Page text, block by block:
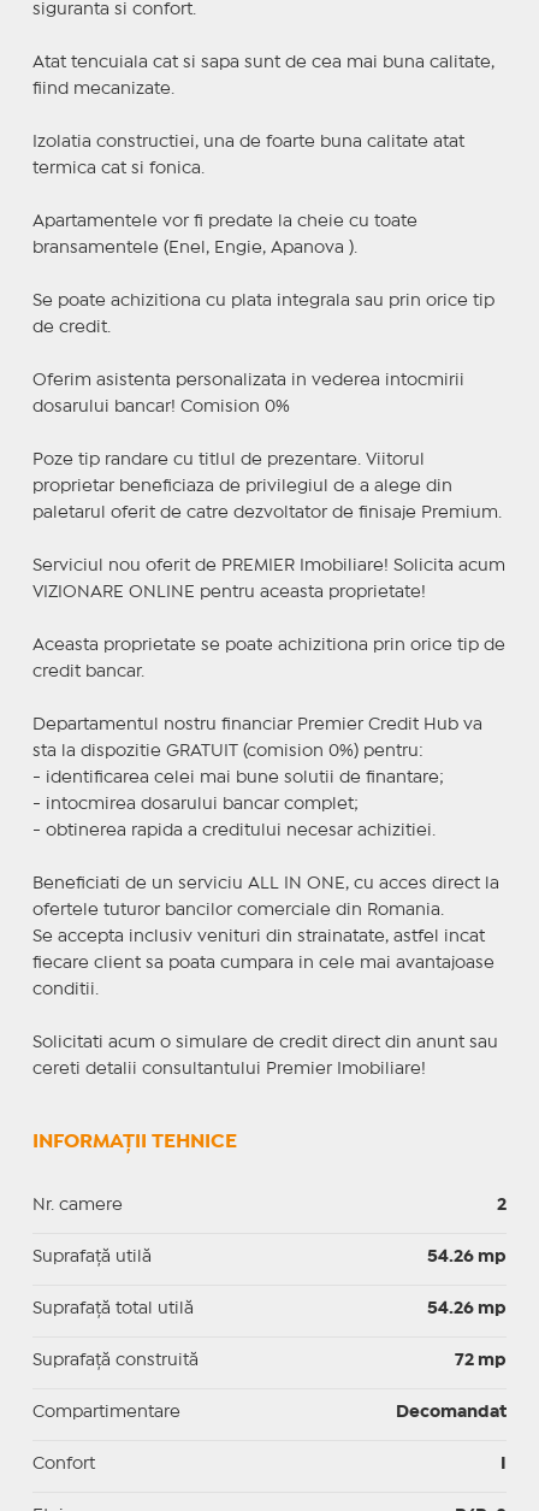
siguranta si confort.
Atat tencuiala cat si sapa sunt de cea mai buna calitate,
fiind mecanizate.
Izolatia constructiei, una de foarte buna calitate atat
termica cat si fonica.
Apartamentele vor fi predate la cheie cu toate
bransamentele (Enel, Engie, Apanova ).
Se poate achizitiona cu plata integrala sau prin orice tip
de credit.
Oferim asistenta personalizata in vederea intocmirii
dosarului bancar! Comision 0%
Poze tip randare cu titlul de prezentare. Viitorul
proprietar beneficiaza de privilegiul de a alege din
paletarul oferit de catre dezvoltator de finisaje Premium.
Serviciul nou oferit de PREMIER Imobiliare! Solicita acum
VIZIONARE ONLINE pentru aceasta proprietate!
Aceasta proprietate se poate achizitiona prin orice tip de
credit bancar.
Departamentul nostru financiar Premier Credit Hub va
sta la dispozitie GRATUIT (comision 0%) pentru:
- identificarea celei mai bune solutii de finantare;
- intocmirea dosarului bancar complet;
- obtinerea rapida a creditului necesar achizitiei.
Beneficiati de un serviciu ALL IN ONE, cu acces direct la
ofertele tuturor bancilor comerciale din Romania.
Se accepta inclusiv venituri din strainatate, astfel incat
fiecare client sa poata cumpara in cele mai avantajoase
conditii.
Solicitati acum o simulare de credit direct din anunt sau
cereti detalii consultantului Premier Imobiliare!
INFORMAȚII TEHNICE
Nr. camere 2
Suprafaţă utilă 54.26 mp
Suprafaţă total utilă 54.26 mp
Suprafaţă construită 72 mp
Compartimentare Decomandat
Confort